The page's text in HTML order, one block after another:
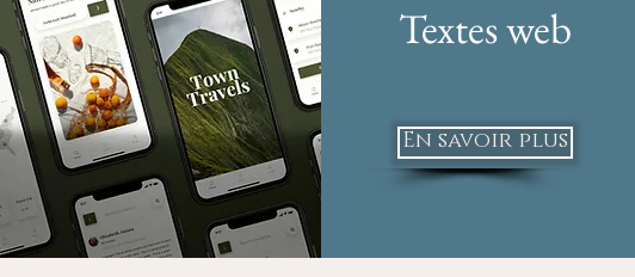
Textes web
En savoir plus